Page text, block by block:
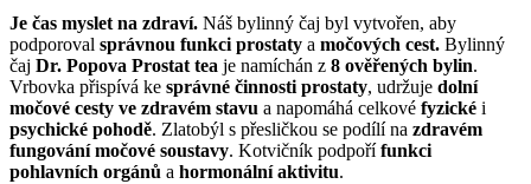
Je čas myslet na zdraví. Náš bylinný čaj byl vytvořen, aby
podporoval správnou funkci prostaty a močových cest. Bylinný
čaj Dr. Popova Prostat tea je namíchán z 8 ověřených bylin.
Vrbovka přispívá ke správné činnosti prostaty, udržuje dolní
močové cesty ve zdravém stavu a napomáhá celkové fyzické i
psychické pohodě. Zlatobýl s přesličkou se podílí na zdravém
fungování močové soustavy. Kotvičník podpořífunkci
pohlavních orgánů a hormonální aktivitu.